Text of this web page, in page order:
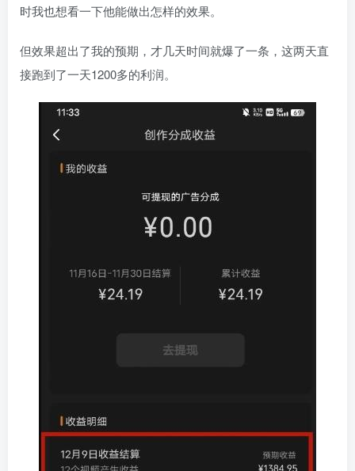
时我也想看一下他能做出怎样的效果。
但效果超出了我的预期，才几天时间就爆了一条，这两天直
接跑到了一天1200多的利润。